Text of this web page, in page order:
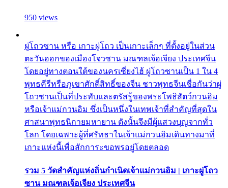
950 views
ผู่โถวซาน หรือ เกาะผู่โถว เป็นเกาะเล็กๆ ที่ตั้งอยู่ในส่วน
ตะวันออกของเมืองโจวซาน มณฑลเจ้อเจียง ประเทศจีน
โดยอยู่ทางตอนใต้ของนครเซี่ยงไฮ้ ผู่โถวซานเป็น 1 ใน 4
พุทธคีรีหรือภูเขาศักดิ์สิทธิ์ของจีน ชาวพุทธจีนเชื่อกันว่าผู่
โถวซานเป็นที่ประทับและตรัสรู้ของพระโพธิสัตว์กวนอิม
หรือเจ้าแม่กวนอิม ซึ่งเป็นหนึ่งในเทพเจ้าที่สำคัญที่สุดใน
ศาสนาพุทธนิกายมหายาน ดังนั้นจึงมีผู้แสวงบุญจากทั่ว
โลก โดยเฉพาะผู้ที่ศรัทธาในเจ้าแม่กวนอิมเดินทางมาที่
เกาะแห่งนี้เพื่อสักการะขอพรอยู่โดยตลอด
รวม 5 วัดสำคัญแห่งถิ่นกำเนิดเจ้าแม่กวนอิม | เกาะผู่โถว
ซาน มณฑลเจ้อเจียง ประเทศจีน